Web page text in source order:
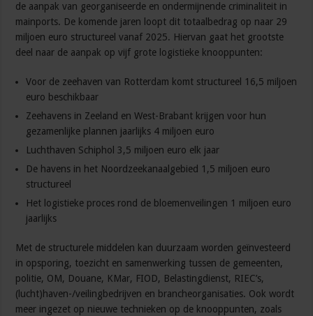
de aanpak van georganiseerde en ondermijnende criminaliteit in
mainports. De komende jaren loopt dit totaalbedrag op naar 29
miljoen euro structureel vanaf 2025. Hiervan gaat het grootste
deel naar de aanpak op vijf grote logistieke knooppunten:
Voor de zeehaven van Rotterdam komt structureel 16,5 miljoen
euro beschikbaar
Zeehavens in Zeeland en West-Brabant krijgen voor hun
gezamenlijke plannen jaarlijks 4 miljoen euro
Luchthaven Schiphol 3,5 miljoen euro elk jaar
De havens in het Noordzeekanaalgebied 1,5 miljoen euro
structureel
Het logistieke proces rond de bloemenveilingen 1 miljoen euro
jaarlijks
Met de structurele middelen kan duurzaam worden geïnvesteerd
in opsporing, toezicht en samenwerking tussen de gemeenten,
politie, OM, Douane, KMar, FIOD, Belastingdienst, RIEC’s,
(lucht)haven-/veilingbedrijven en brancheorganisaties. Ook wordt
meer ingezet op nieuwe technieken op de knooppunten, zoals